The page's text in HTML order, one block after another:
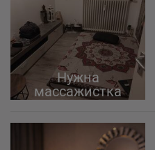
Нужна
массажистка